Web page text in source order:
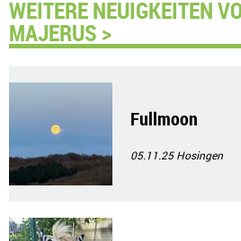
WEITERE NEUIGKEITEN
MAJERUS >
Fullmoon
05.11.25Hosingen